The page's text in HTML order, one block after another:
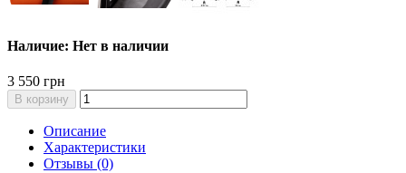
Наличие: Нет в наличии
3 550 грн
В корзину
Описание
Характеристики
Отзывы (0)